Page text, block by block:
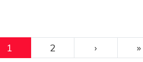
1 2 ››› »